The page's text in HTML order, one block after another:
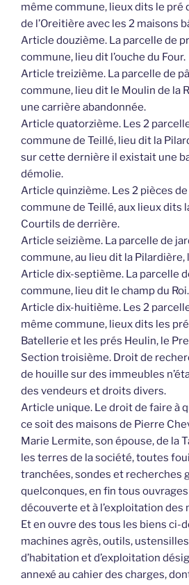
même commune, lieux dits le pré
de l’Oreitière avec les 2 maisons
Article douzième. La parcelle de
commune, lieu dit l’ouche du Four.
Article treizième. La parcelle de
commune, lieu dit le Moulin de la
une carrière abandonnée.
Article quatorzième. Les 2
commune de Teillé, lieu dit la
sur cette dernière il existait une
démolie.
Article quinzième. Les 2 pièces
commune de Teillé, aux lieux dits
Courtils de derrière.
Article seizième. La parcelle de
commune, au lieu dit la Pilardière,
Article dix-septième. La parcelle
commune, lieu dit le champ du Roi.
Article dix-huitième. Les 2
même commune, lieux dits les
Batellerie et les prés Heulin, le
Section troisième. Droit de
de houille sur des immeubles
des vendeurs et droits divers.
Article unique. Le droit de faire à
ce soit des maisons de Pierre
Marie Lermite, son épouse, de la
les terres de la société, toutes
tranchées, sondes et recherches
quelconques, en fin tous
découverte et à l’exploitation des
Et en ouvre des tous les biens ci-
machines agrès, outils,
d’habitation et d’exploitation
annexé au cahier des charges,